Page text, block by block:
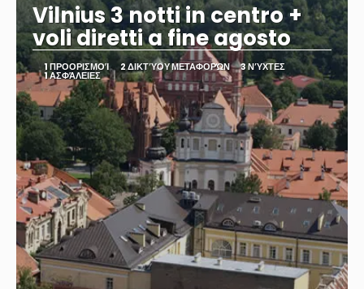
Vilnius 3 notti in centro +
voli diretti a fine agosto
1 ΠΡΟΟΡΙΣΜΟΊ 2 ΔΙΚΤΎΟΥ ΜΕΤΑΦΟΡΏΝ 3 ΝΎΧΤΕΣ
1 ΑΣΦΆΛΕΙΕΣ